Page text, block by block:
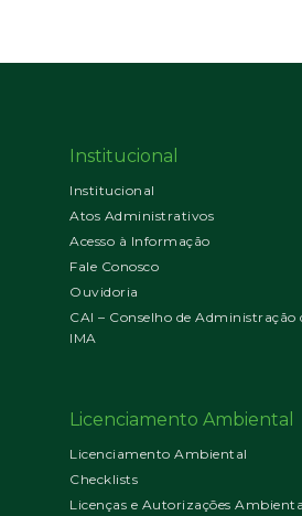
Institucional
Institucional
Atos Administrativos
Acesso à Informação
Fale Conosco
Ouvidoria
CAI – Conselho de Administração
IMA
Licenciamento Ambiental
Licenciamento Ambiental
Checklists
Licenças e Autorizações